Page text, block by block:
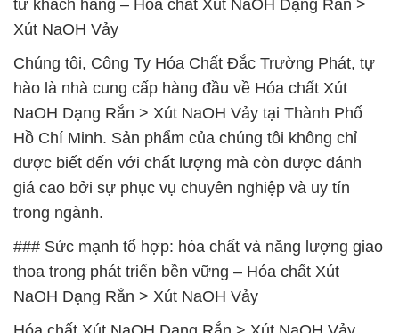
từ khách hàng – Hóa chất Xút NaOH Dạng Rắn >
Xút NaOH Vảy
Chúng tôi, Công Ty Hóa Chất Đắc Trường Phát, tự
hào là nhà cung cấp hàng đầu về Hóa chất Xút
NaOH Dạng Rắn > Xút NaOH Vảy tại Thành Phố
Hồ Chí Minh. Sản phẩm của chúng tôi không chỉ
được biết đến với chất lượng mà còn được đánh
giá cao bởi sự phục vụ chuyên nghiệp và uy tín
trong ngành.
### Sức mạnh tổ hợp: hóa chất và năng lượng giao
thoa trong phát triển bền vững – Hóa chất Xút
NaOH Dạng Rắn > Xút NaOH Vảy